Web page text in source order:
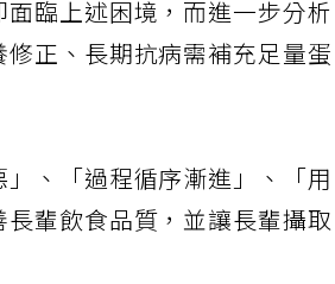
臨上述困境，而進一步分析
正、長期抗病需補充足量蛋
、「過程循序漸進」、「用
輩飲食品質，並讓長輩攝取